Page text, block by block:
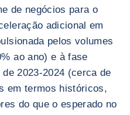
de negócios para o
adicional em
pelos volumes
ao ano) e à fase
2023-2024 (cerca de
em termos históricos,
do que o esperado no